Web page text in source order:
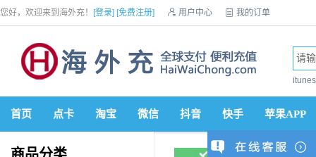
您好，欢迎来到海外充！ [登录] [免费注册]  用户中心  我的订单
首页 点卡 淘宝 微信 抖音 快手 苹果APP